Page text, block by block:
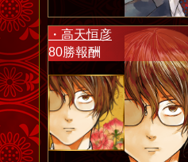
・高天恒彦
80勝報酬